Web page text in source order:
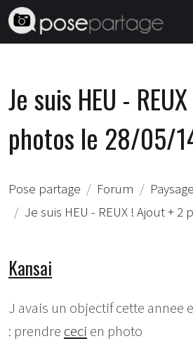
Je suis HEU -
photos le 28/05/
Pose partage Forum
Paysage
Je suis HEU - REUX ! Ajout +
Kansai
J avais un objectif cette annee
: prendre ceci en photo